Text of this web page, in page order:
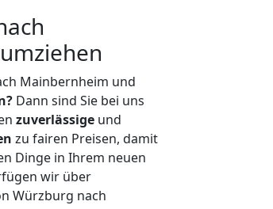
Mainbernheim und
Dann sind Sie bei uns
zuverlässige und
zu fairen Preisen, damit
Dinge in Ihrem neuen
wir über
Würzburg nach